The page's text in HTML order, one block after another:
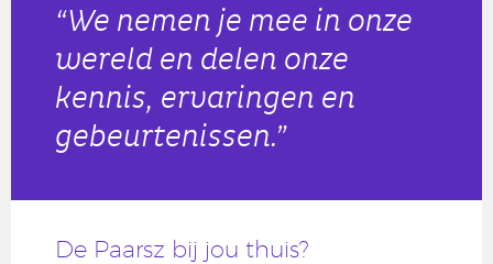
“We nemen je mee in onze
wereld en delen onze
kennis, ervaringen en
gebeurtenissen.”
De Paarsz bij jou thuis?